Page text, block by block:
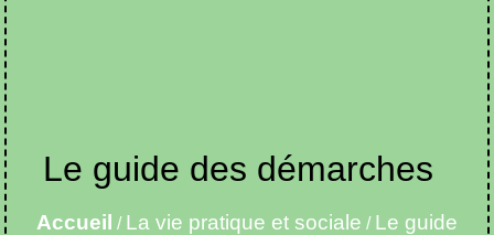
Le guide des démarches
Accueil / La vie pratique et sociale / Le guide